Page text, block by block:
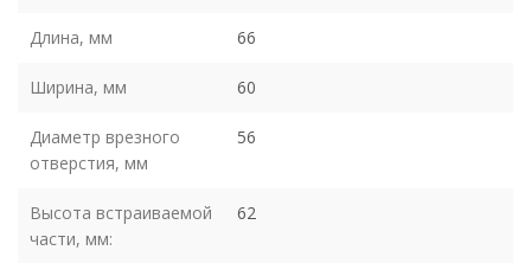
Длина, мм 66
Ширина, мм 60
Диаметр врезного
отверстия, мм
56
Высота встраиваемой
части, мм:
62